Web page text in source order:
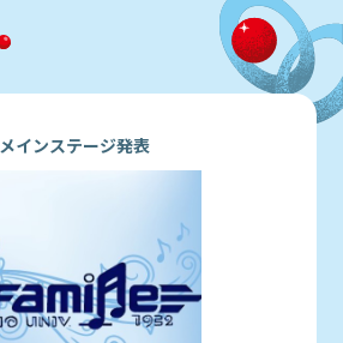
メインステージ発表